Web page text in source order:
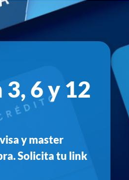
6 y 12
y master
Solicita tu link